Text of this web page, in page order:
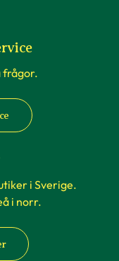
frågor.
i Sverige.
i norr.